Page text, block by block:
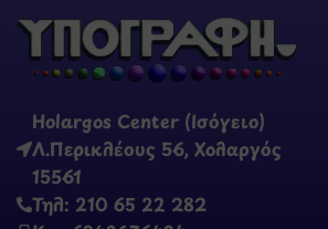
Holargos Center (Ισόγειο)
Λ.Περικλέους 56, Χολαργός
15561
Τηλ: 210 65 22 282